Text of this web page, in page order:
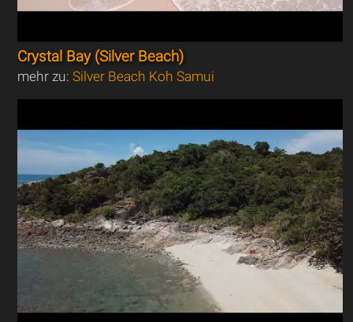
Crystal Bay (Silver Beach)
mehr zu:Silver Beach Koh Samui